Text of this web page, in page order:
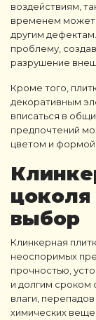
воздействиям,
временем может
другим дефектам.
проблему,
разрушение
Кроме того,
декоративным
вписаться в
предпочтений
цветом и
цоколя
выбор
Клинкерная
неоспоримых
прочностью,
и долгим сроком
влаги,
химических